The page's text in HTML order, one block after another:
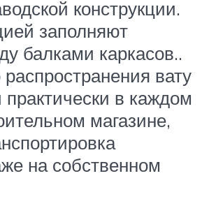
конструкции.
заполняют
балками каркасов..
вату
в каждом
магазине,
на собственном